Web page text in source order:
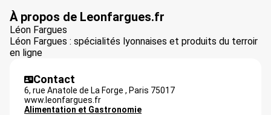
À propos de Leonfargues.fr
Léon Fargues
Léon Fargues : spécialités lyonnaises et produits du terroir
en ligne
Contact
6, rue Anatole de La Forge , Paris 75017
www.leonfargues.fr
Alimentation et Gastronomie